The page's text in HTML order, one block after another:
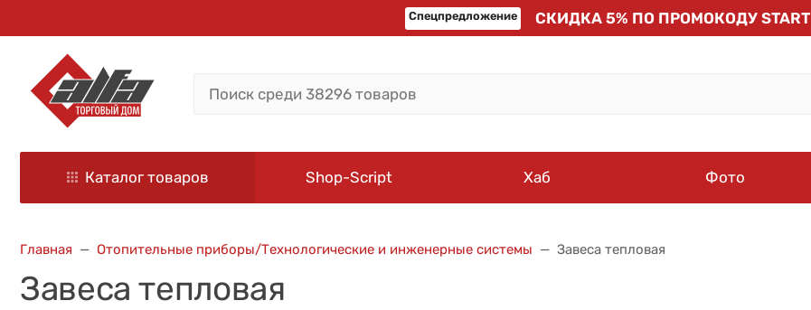
Спецпредложение СКИДКА 5% ПО ПРОМОКОДУ START
Каталог товаров Shop-Script Хаб Фото
Главная Отопительные приборы/Технологические и инженерные системы Завеса тепловая
Завеса тепловая